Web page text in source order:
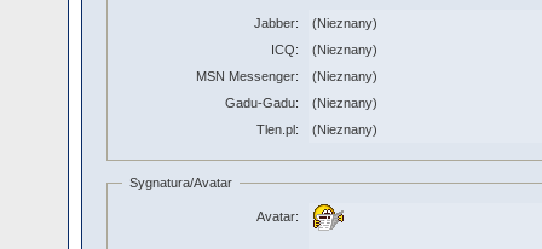
Jabber:
(Nieznany)
ICQ:
(Nieznany)
MSN Messenger:
(Nieznany)
Gadu-Gadu:
(Nieznany)
Tlen.pl:
(Nieznany)
Sygnatura/Avatar
Avatar: